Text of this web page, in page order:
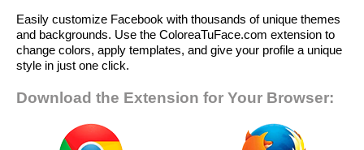
Easily customize Facebook with thousands of unique themes
and backgrounds. Use the ColoreaTuFace.com extension to
change colors, apply templates, and give your profile a unique
style in just one click.
Download the Extension for Your Browser: